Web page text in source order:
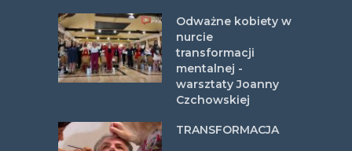
Odważne kobiety w
nurcie
transformacji
mentalnej -
warsztaty Joanny
Czchowskiej
TRANSFORMACJA